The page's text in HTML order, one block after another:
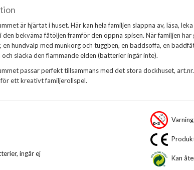
är hjärtat i huset. Här kan hela familjen slappna av, läsa,
bekväma fåtöljen framför den öppna spisen. När familjen
hundvalp med munkorg och tuggben, en bäddsoffa, en
och släcka den flammande elden (batterier ingår inte).
passar perfekt tillsammans med det stora dockhuset,
ett kreativt familjerollspel.
ingår ej
Kan